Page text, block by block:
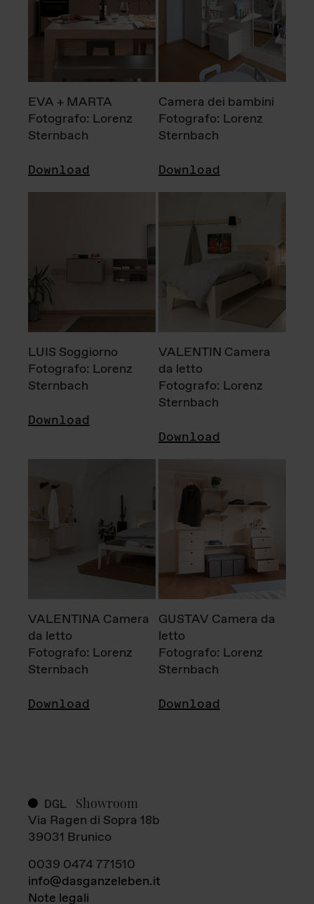
EVA + MARTA
Fotografo: Lorenz
Sternbach
Download
Camera dei bambini
Fotografo: Lorenz
Sternbach
Download
LUIS Soggiorno
Fotografo: Lorenz
Sternbach
Download
VALENTIN Camera
da letto
Fotografo: Lorenz
Sternbach
Download
VALENTINA Camera
da letto
Fotografo: Lorenz
Sternbach
Download
GUSTAV Camera da
letto
Fotografo: Lorenz
Sternbach
Download
DGL Showroom
Via Ragen di Sopra 18b
39031 Brunico
0039 0474 771510
info@dasganzeleben.it
Note legali